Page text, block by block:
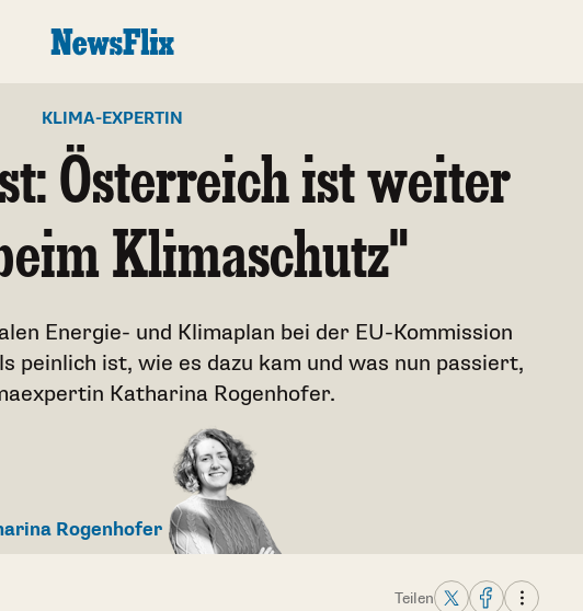
KLIMA-EXPERTIN
Österreich ist weiter
Klimaschutz"
Energie- und Klimaplan bei der EU-Kommission
peinlich ist, wie es dazu kam und was nun passiert,
Katharina Rogenhofer.
Rogenhofer
Teilen